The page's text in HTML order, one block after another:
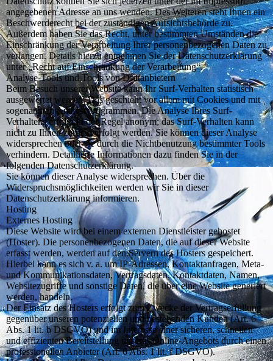
angegebenen Adresse an uns wenden. Des Weiteren steht Ihnen ein
Beschwerderecht bei der zuständigen Aufsichtsbehörde zu.
Außerdem haben Sie das Recht, unter bestimmten Umständen die
Einschränkung der Verarbeitung Ihrer personenbezogenen Daten zu
verlangen. Details hierzu entnehmen Sie der Datenschutzerklärung
unter „Recht auf Einschränkung der Verarbeitung“.
Analyse-Tools und Tools von Drittanbietern
Beim Besuch unserer Website kann Ihr Surf-Verhalten statistisch
ausgewertet werden. Das geschieht vor allem mit Cookies und mit
sogenannten Analyseprogrammen. Die Analyse Ihres Surf-
Verhaltens erfolgt in der Regel anonym; das Surf-Verhalten kann
nicht zu Ihnen zurückverfolgt werden. Sie können dieser Analyse
widersprechen oder sie durch die Nichtbenutzung bestimmter Tools
verhindern. Detaillierte Informationen dazu finden Sie in der
folgenden Datenschutzerklärung.
Sie können dieser Analyse widersprechen. Über die
Widerspruchsmöglichkeiten werden wir Sie in dieser
Datenschutzerklärung informieren.
Hosting
Externes Hosting
Diese Website wird bei einem externen Dienstleister gehostet
(Hoster). Die personenbezogenen Daten, die auf dieser Website
erfasst werden, werden auf den Servern des Hosters gespeichert.
Hierbei kann es sich v. a. um IP-Adressen, Kontaktanfragen, Meta-
und Kommunikationsdaten, Vertragsdaten, Kontaktdaten, Namen,
Websitezugriffe und sonstige Daten, die über eine Website generiert
werden, handeln.
Der Einsatz des Hosters erfolgt zum Zwecke der Vertragserfüllung
gegenüber unseren potenziellen und bestehenden Kunden (Art. 6
Abs. 1 lit. b DSGVO) und im Interesse einer sicheren, schnellen
und effizienten Bereitstellung unseres Online-Angebots durch einen
professionellen Anbieter (Art. 6 Abs. 1 lit. f DSGVO).